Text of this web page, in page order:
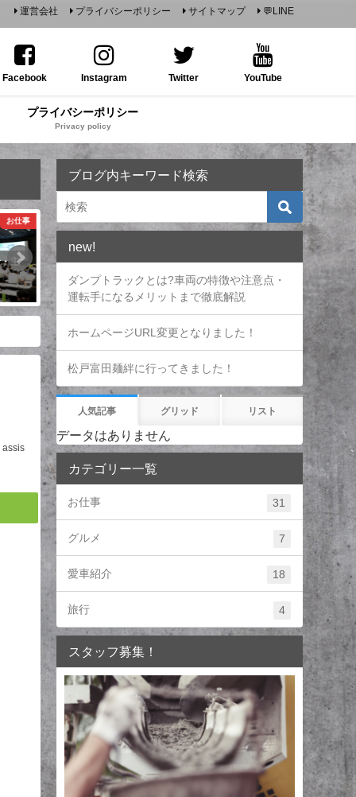
運営会社 プライバシーポリシー サイトマップ 💬LINE
Facebook Instagram Twitter YouTube
プライバシーポリシー
Privacy policy
仕事
主
お仕事
整備勉強会
やっぱりウチのスタッフ最高
（ハツリ作業編）
assis
ブログ内キーワード検索
new!
ダンプトラックとは?車両の特徴や注意点・
運転手になるメリットまで徹底解説
ホームページURL変更となりました！
松戸富田麺絆に行ってきました！
人気記事 グリッド リスト
データはありません
カテゴリー一覧
お仕事 31
グルメ 7
愛車紹介 18
旅行 4
スタッフ募集！